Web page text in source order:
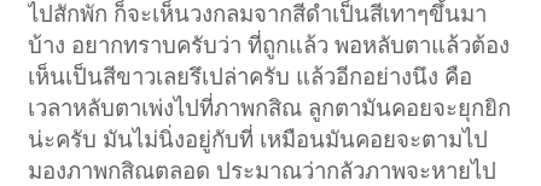
ไปสักพัก ก็จะเห็นวงกลมจากสีดำเป็นสีเทาๆขึ้นมา
บ้าง อยากทราบครับว่า ที่ถูกแล้ว พอหลับตาแล้วต้อง
เห็นเป็นสีขาวเลยรึเปล่าครับ แล้วอีกอย่างนึง คือ
เวลาหลับตาเพ่งไปที่ภาพกสิณ ลูกตามันคอยจะยุกยิก
น่ะครับ มันไม่นิ่งอยู่กับที่ เหมือนมันคอยจะตามไป
มองภาพกสิณตลอด ประมาณว่ากลัวภาพจะหายไป